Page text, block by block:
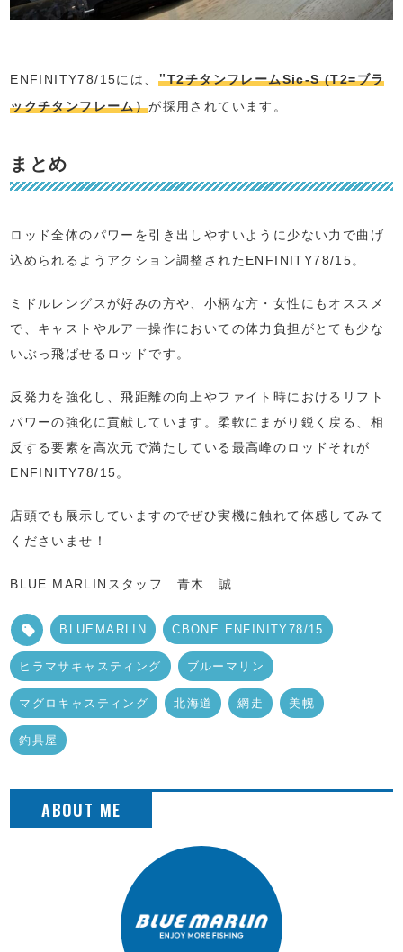
ENFINITY78/15には、 "T2チタンフレームSic-S (T2=ブラ
ックチタンフレーム）が採用されています。
まとめ
ロッド全体のパワーを引き出しやすいように少ない力で曲げ
込められるようアクション調整されたENFINITY78/15。
ミドルレングスが好みの方や、小柄な方・女性にもオススメ
で、キャストやルアー操作においての体力負担がとても少な
いぶっ飛ばせるロッドです。
反発力を強化し、飛距離の向上やファイト時におけるリフト
パワーの強化に貢献しています。柔軟にまがり鋭く戻る、相
反する要素を高次元で満たしている最高峰のロッドそれが
ENFINITY78/15。
店頭でも展示していますのでぜひ実機に触れて体感してみて
くださいませ！
BLUE MARLINスタッフ 青木 誠
BLUEMARLIN CBONE ENFINITY78/15
ヒラマサキャスティング ブルーマリン
マグロキャスティング 北海道 網走 美幌
釣具屋